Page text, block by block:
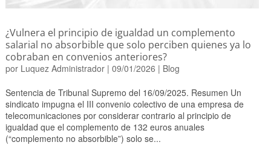
¿Vulnera el principio de igualdad un complemento
salarial no absorbible que solo perciben quienes ya lo
cobraban en convenios anteriores?
por Luquez Administrador| 09/01/2026 | Blog
Sentencia de Tribunal Supremo del 16/09/2025. Resumen Un
sindicato impugna el III convenio colectivo de una empresa de
telecomunicaciones por considerar contrario al principio de
igualdad que el complemento de 132 euros anuales
(“complemento no absorbible”) solo se...